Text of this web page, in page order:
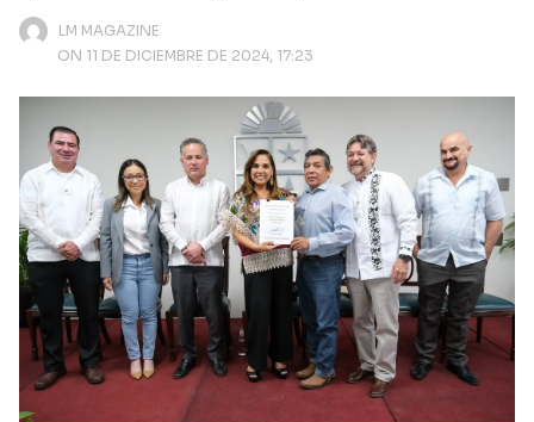
LM MAGAZINE
ON 11 DE DICIEMBRE DE 2024, 17:23